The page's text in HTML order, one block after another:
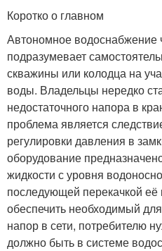
Коротко о главном
Автономное водоснабжение
подразумевает
скважины или колодца на
воды. Владельцы нередко
недостаточного напора в
проблема является
регулировки давления в
оборудование
жидкости с уровня
последующей перекачкой
обеспечить необходимый
напор в сети, потребителю
должно быть в системе